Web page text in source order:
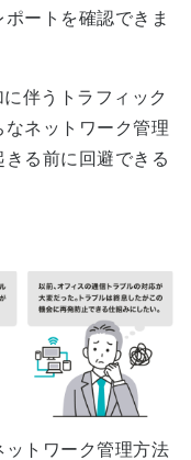
ートを確認できま
伴うトラフィック
ネットワーク管理
る前に回避できる
トワーク管理方法